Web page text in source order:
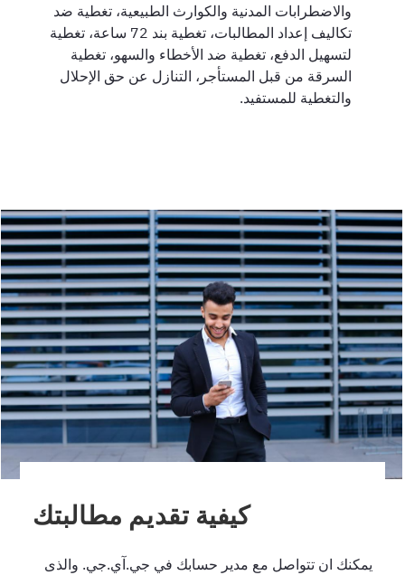
والاضطرابات المدنية والكوارث الطبيعية، تغطية ضد
تكاليف إعداد المطالبات، تغطية بند 72 ساعة، تغطية
لتسهيل الدفع، تغطية ضد الأخطاء والسهو، تغطية
السرقة من قبل المستأجر، التنازل عن حق الإحلال
والتغطية للمستفيد.
كيفية تقديم مطالبتك
يمكنك ان تتواصل مع مدير حسابك في جي.آي.جي. والذى